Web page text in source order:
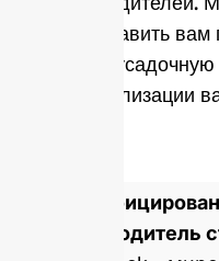
предоставить
и
персонализации
производитель